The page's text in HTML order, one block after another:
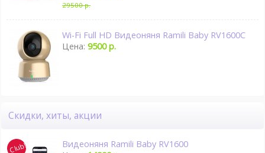
29500 р.
Wi-Fi Full HD Видеоняня Ramili Baby RV1600C
Цена:9500 р.
Скидки, хиты, акции
Видеоняня Ramili Baby RV1600